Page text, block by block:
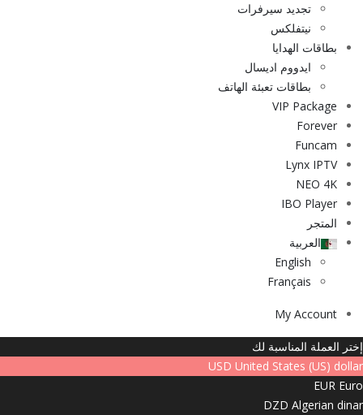
تجديد سيرفرات
نيتفلكس
بطاقات الهدايا
ايدووم اديسال
بطاقات تعبئة الهاتف
VIP Package
Forever
Funcam
Lynx IPTV
NEO 4K
IBO Player
المتجر
العربية
English
Français
My Account
إختر العملة المناسبة لك
USD United States (US) dollar
EUR Euro
DZD Algerian dinar